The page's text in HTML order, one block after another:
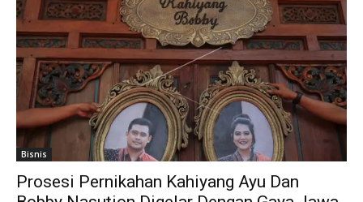
Bisnis
Prosesi Pernikahan Kahiyang Ayu Dan